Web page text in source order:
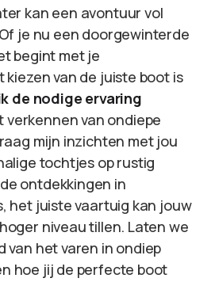
kan een avontuur vol
je nu een doorgewinterde
begint met je
van de juiste boot is
de nodige ervaring
verkennen van ondiepe
mijn inzichten met jou
tochtjes op rustig
ontdekkingen in
het juiste vaartuig kan jouw
niveau tillen. Laten we
van het varen in ondiep
hoe jij de perfecte boot